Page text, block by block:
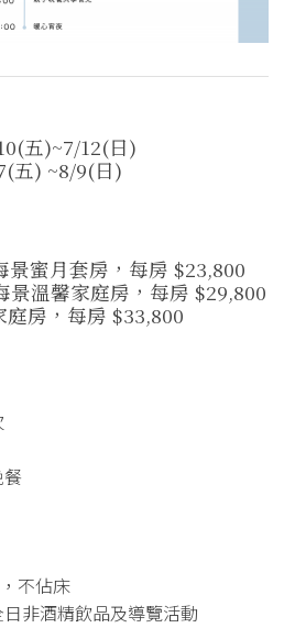
五)~7/12(日)
五) ~8/9(日)
景蜜月套房，每房 $23,800
景溫馨家庭房，每房 $29,800
房，每房 $33,800
不佔床
非酒精飲品及導覽活動